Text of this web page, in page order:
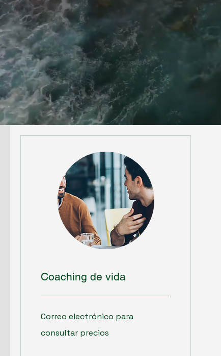
Coaching de vida
electrónico
precios
Correo electrónico para
consultar precios